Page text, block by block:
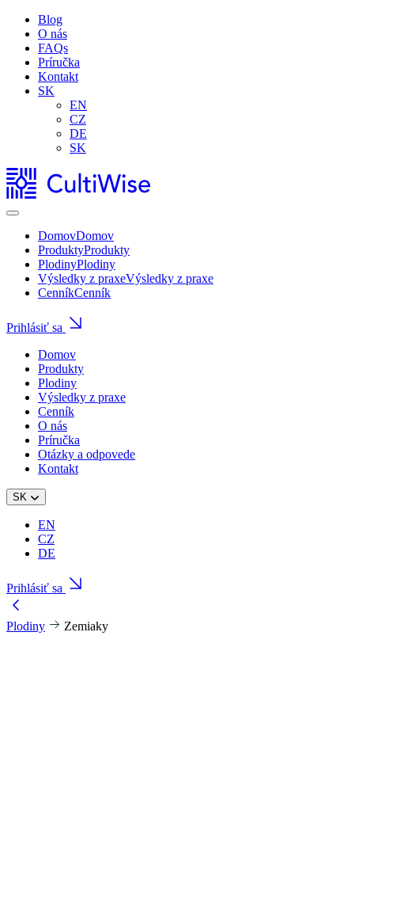
Blog
O nás
FAQs
Príručka
Kontakt
SK
EN
CZ
DE
SK
DomovDomov
ProduktyProdukty
PlodinyPlodiny
Výsledky z praxeVýsledky z praxe
CenníkCenník
Prihlásiť sa
Domov
Produkty
Plodiny
Výsledky z praxe
Cenník
O nás
Príručka
Otázky a odpovede
Kontakt
SK
EN
CZ
DE
Prihlásiť sa
Plodiny Zemiaky